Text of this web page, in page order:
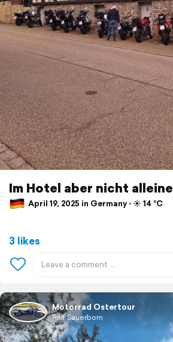
Im Hotel aber nicht alleine
April 19, 2025 in Germany ⋅ ☀️ 14 °C
3 likes
Motorrad Ostertour
Ralf Sauerborn